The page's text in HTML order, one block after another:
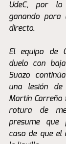
UdeC, por lo
ganando para
directo.
El equipo de
duelo con
Suazo
una lesión de
Martín Carreño
rotura de
presume que
caso de que el